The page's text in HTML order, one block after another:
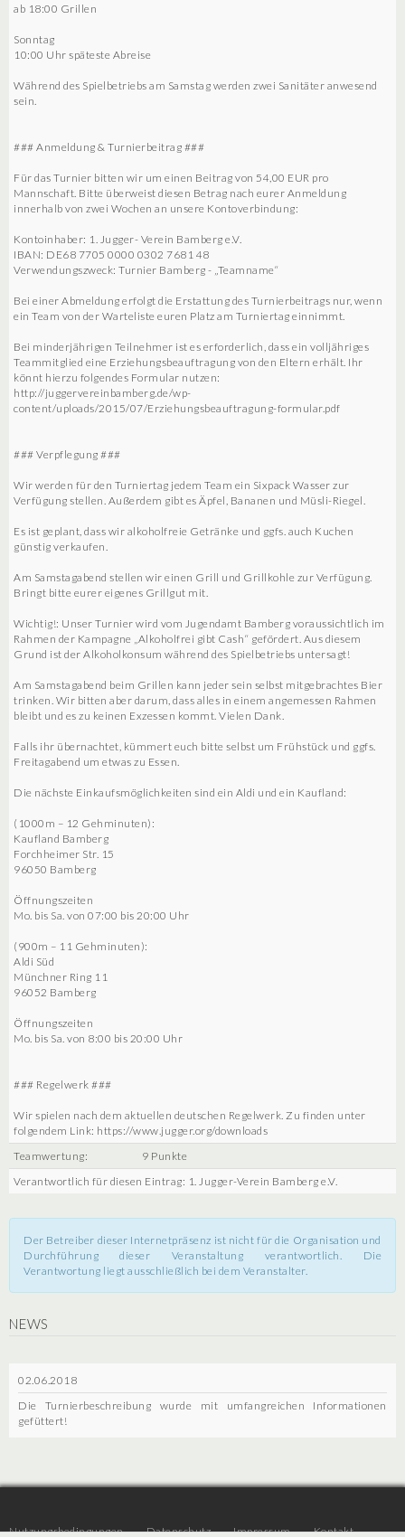
ab 18:00 Grillen
Sonntag
10:00 Uhr späteste Abreise
Während des Spielbetriebs am Samstag werden zwei Sanitäter anwesend
sein.
### Anmeldung & Turnierbeitrag ###
Für das Turnier bitten wir um einen Beitrag von 54,00 EUR pro
Mannschaft. Bitte überweist diesen Betrag nach eurer Anmeldung
innerhalb von zwei Wochen an unsere Kontoverbindung:
Kontoinhaber: 1. Jugger- Verein Bamberg e.V.
IBAN: DE68 7705 0000 0302 7681 48
Verwendungszweck: Turnier Bamberg - „Teamname“
Bei einer Abmeldung erfolgt die Erstattung des Turnierbeitrags nur, wenn
ein Team von der Warteliste euren Platz am Turniertag einnimmt.
Bei minderjährigen Teilnehmer ist es erforderlich, dass ein volljähriges
Teammitglied eine Erziehungsbeauftragung von den Eltern erhält. Ihr
könnt hierzu folgendes Formular nutzen:
http://juggervereinbamberg.de/wp-
content/uploads/2015/07/Erziehungsbeauftragung-formular.pdf
### Verpflegung ###
Wir werden für den Turniertag jedem Team ein Sixpack Wasser zur
Verfügung stellen. Außerdem gibt es Äpfel, Bananen und Müsli-Riegel.
Es ist geplant, dass wir alkoholfreie Getränke und ggfs. auch Kuchen
günstig verkaufen.
Am Samstagabend stellen wir einen Grill und Grillkohle zur Verfügung.
Bringt bitte eurer eigenes Grillgut mit.
Wichtig!: Unser Turnier wird vom Jugendamt Bamberg voraussichtlich im
Rahmen der Kampagne „Alkoholfrei gibt Cash“ gefördert. Aus diesem
Grund ist der Alkoholkonsum während des Spielbetriebs untersagt!
Am Samstagabend beim Grillen kann jeder sein selbst mitgebrachtes Bier
trinken. Wir bitten aber darum, dass alles in einem angemessen Rahmen
bleibt und es zu keinen Exzessen kommt. Vielen Dank.
Falls ihr übernachtet, kümmert euch bitte selbst um Frühstück und ggfs.
Freitagabend um etwas zu Essen.
Die nächste Einkaufsmöglichkeiten sind ein Aldi und ein Kaufland:
(1000m – 12 Gehminuten):
Kaufland Bamberg
Forchheimer Str. 15
96050 Bamberg
Öffnungszeiten
Mo. bis Sa. von 07:00 bis 20:00 Uhr
(900m – 11 Gehminuten):
Aldi Süd
Münchner Ring 11
96052 Bamberg
Öffnungszeiten
Mo. bis Sa. von 8:00 bis 20:00 Uhr
### Regelwerk ###
Wir spielen nach dem aktuellen deutschen Regelwerk. Zu finden unter
folgendem Link: https://www.jugger.org/downloads
Teamwertung:
9 Punkte
Verantwortlich für diesen Eintrag: 1. Jugger-Verein Bamberg e.V.
Der Betreiber dieser Internetpräsenz ist nicht für die Organisation und
Durchführung dieser Veranstaltung verantwortlich. Die
Verantwortung liegt ausschließlich bei dem Veranstalter.
NEWS
02.06.2018
Die Turnierbeschreibung wurde mit umfangreichen Informationen
gefüttert!
Nutzungsbedingungen Datenschutz Impressum Kontakt